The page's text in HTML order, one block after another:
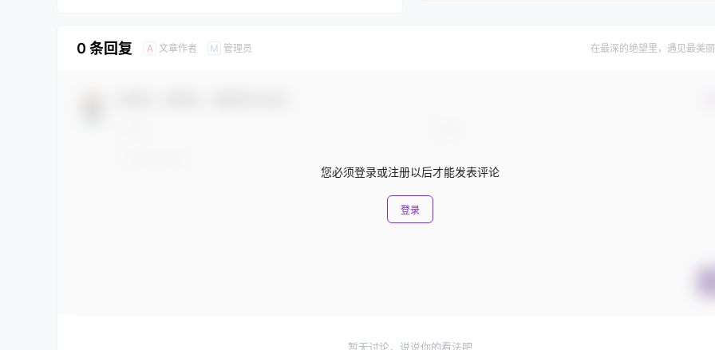
0 条回复 A 文章作者 M 管理员 在最深的绝望里，遇见最美
您必须登录或注册以后才能发表评论
登录
暂无讨论，说说你的看法吧